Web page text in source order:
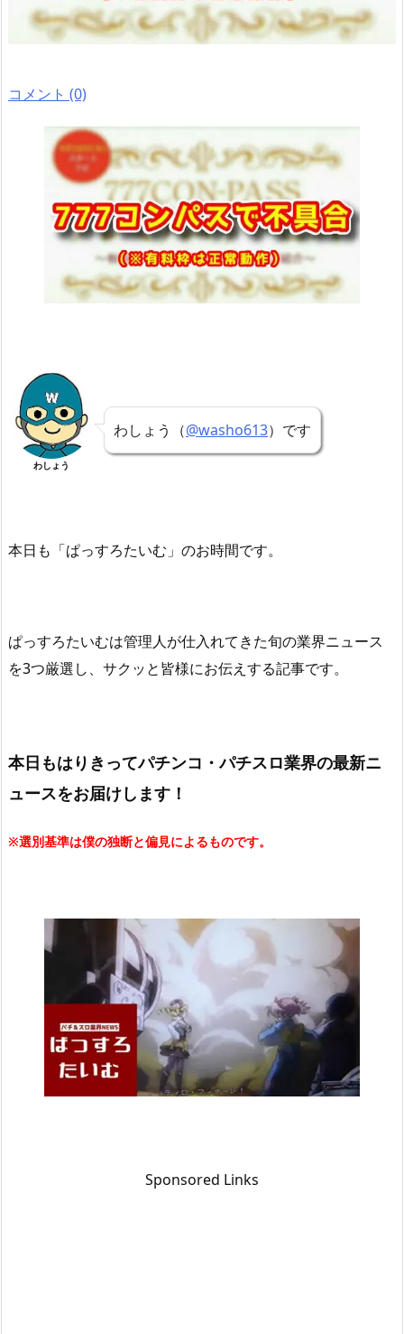
コメント (0)
わしょう
わしょう（@washo613）です
本日も「ぱっすろたいむ」 のお時間です。
ぱっすろたいむは管理人が仕入れてきた旬の業界ニュース
を3つ厳選し、サクッと皆様にお伝えする記事です。
本日もはりきってパチンコ・パチスロ業界の最新ニ
ュースをお届けします！
※選別基準は僕の独断と偏見によるものです。
Sponsored Links